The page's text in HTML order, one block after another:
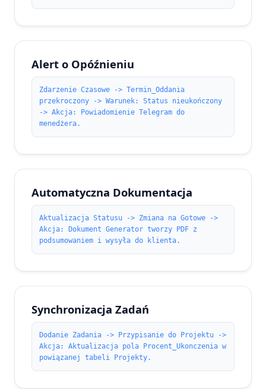
Alert o Opóźnieniu
Zdarzenie Czasowe -> Termin_Oddania
przekroczony -> Warunek: Status nieukończony
-> Akcja: Powiadomienie Telegram do
menedżera.
Automatyczna Dokumentacja
Aktualizacja Statusu -> Zmiana na Gotowe ->
Akcja: Dokument Generator tworzy PDF z
podsumowaniem i wysyła do klienta.
Synchronizacja Zadań
Dodanie Zadania -> Przypisanie do Projektu ->
Akcja: Aktualizacja pola Procent_Ukonczenia w
powiązanej tabeli Projekty.